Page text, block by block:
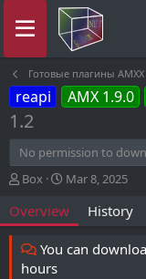
Готовые плагины AMXX
reapi AMX 1.9.0
1.2
No permission to
A
t
h
o
r
Box
C
e
a
t
Mar 8, 2025
Overview History
You can
hours